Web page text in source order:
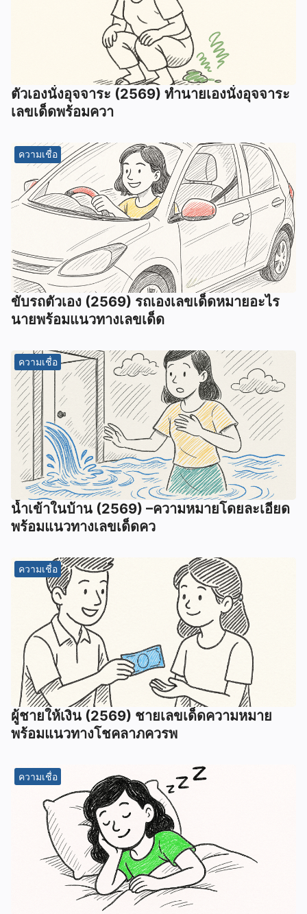
ตัวเองนั่งอุจจาระ (2569) ทํานายเองนั่งอุจจาระ
เลขเด็ดพร้อมควา
ความเชื่อ
ขับรถตัวเอง (2569) รถเองเลขเด็ดหมายอะไร
นายพร้อมแนวทางเลขเด็ด
ความเชื่อ
น้ำเข้าในบ้าน (2569) –ความหมายโดยละเอียด
พร้อมแนวทางเลขเด็ดคว
ความเชื่อ
ผู้ชายให้เงิน (2569) ชายเลขเด็ดความหมาย
พร้อมแนวทางโชคลาภควรพ
ความเชื่อ